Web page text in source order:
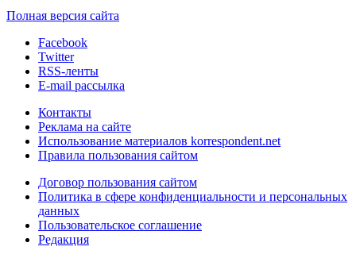
Полная версия сайта
Facebook
Twitter
RSS-ленты
E-mail рассылка
Контакты
Реклама на сайте
Использование материалов korrespondent.net
Правила пользования сайтом
Договор пользования сайтом
Политика в сфере конфиденциальности и персональных
данных
Пользовательское соглашение
Редакция